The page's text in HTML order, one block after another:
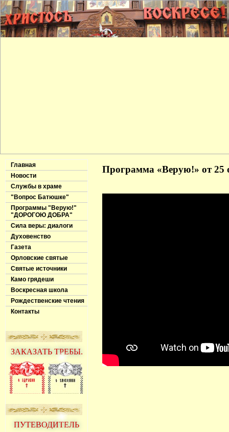
Главная
Новости
Службы в храме
"Вопрос Батюшке"
Программы "Верую!"
"ДОРОГОЮ ДОБРА"
Сила веры: диалоги
Духовенство
Газета
Орловские святые
Святые источники
Камо грядеши
Воскресная школа
Рождественские чтения
Контакты
ЗАКАЗАТЬ ТРЕБЫ.
ПУТЕВОДИТЕЛЬ
Программа «Верую!» от 25